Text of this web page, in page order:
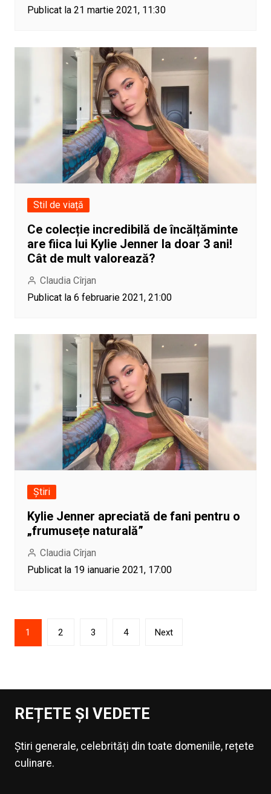
Publicat la 21 martie 2021, 11:30
Stil de viață
Ce colecție incredibilă de încălțăminte
are fiica lui Kylie Jenner la doar 3 ani!
Cât de mult valorează?
Claudia Cîrjan
Publicat la 6 februarie 2021, 21:00
Știri
Kylie Jenner apreciată de fani pentru o
„frumusețe naturală”
Claudia Cîrjan
Publicat la 19 ianuarie 2021, 17:00
Paginație
articole
1 2 3 4 Next
REȚETE ȘI VEDETE
Știri generale, celebrități din toate domeniile, rețete
culinare.